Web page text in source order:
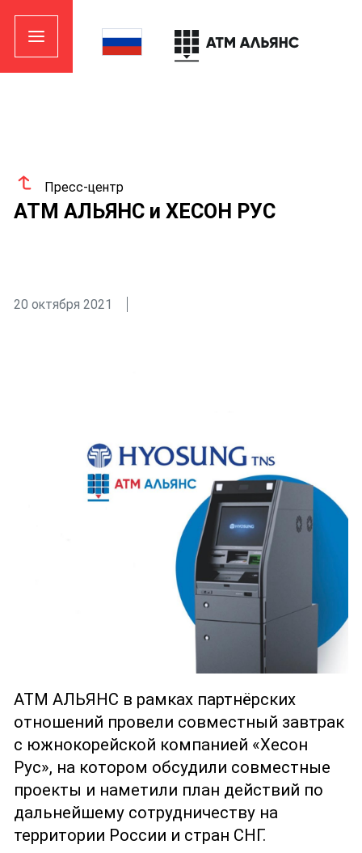
Пресс-центр
АТМ АЛЬЯНС и ХЕСОН РУС
20 октября 2021
АТМ АЛЬЯНС в рамках партнёрских
отношений провели совместный завтрак
с южнокорейской компанией «Хесон
Рус», на котором обсудили совместные
проекты и наметили план действий по
дальнейшему сотрудничеству на
территории России и стран СНГ.